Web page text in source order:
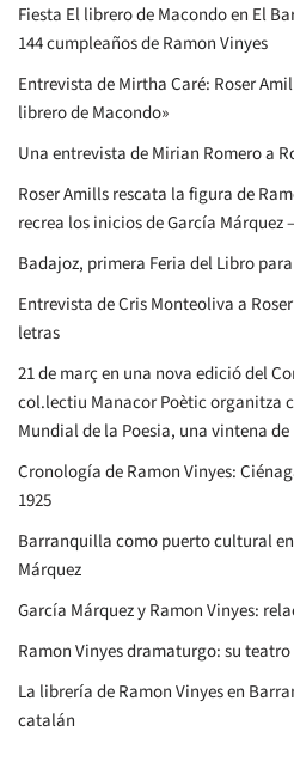
Fiesta El librero de Macondo en El
144 cumpleaños de Ramon Vinyes
Entrevista de Mirtha Caré: Roser
librero de Macondo»
Una entrevista de Mirian Romero a
Roser Amills rescata la figura de
recrea los inicios de García Márquez
Badajoz, primera Feria del Libro
Entrevista de Cris Monteoliva a
letras
21 de març en una nova edició del
col.lectiu Manacor Poètic organitza
Mundial de la Poesia, una vintena de
Cronología de Ramon Vinyes:
1925
Barranquilla como puerto cultural
Márquez
García Márquez y Ramon Vinyes:
Ramon Vinyes dramaturgo: su
La librería de Ramon Vinyes en
catalán